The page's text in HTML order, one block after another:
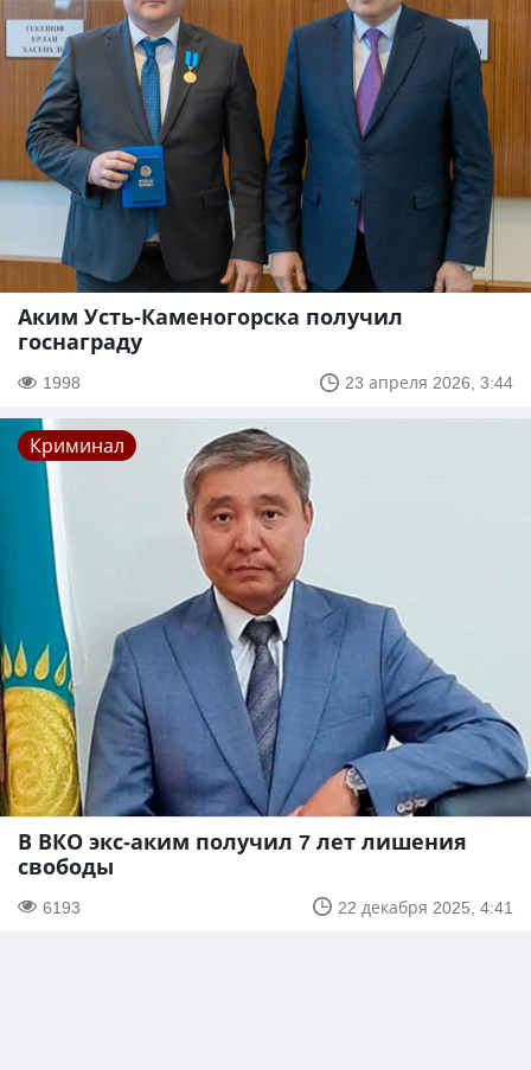
Аким Усть-Каменогорска получил
госнаграду
1998 23 апреля 2026, 3:44
Криминал
В ВКО экс-аким получил 7 лет лишения
свободы
6193 22 декабря 2025, 4:41